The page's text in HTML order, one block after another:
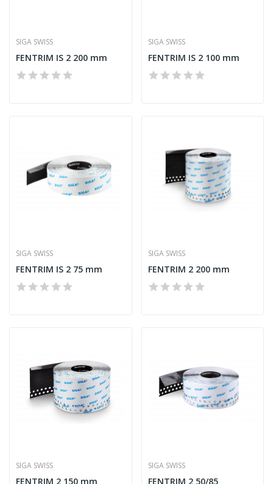
SIGA SWISS
FENTRIM IS 2 200 mm
SIGA SWISS
FENTRIM IS 2 100 mm
SIGA SWISS
FENTRIM IS 2 75 mm
SIGA SWISS
FENTRIM 2 200 mm
SIGA SWISS
FENTRIM 2 150 mm
SIGA SWISS
FENTRIM 2 50/85